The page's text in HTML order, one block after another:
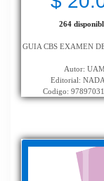
264
GUIA CBS EXAMEN
Autor:
Editorial:
Codigo: